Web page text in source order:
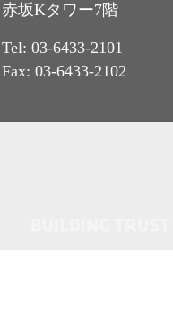
赤坂Kタワー7階
Tel: 03-6433-2101
Fax: 03-6433-2102